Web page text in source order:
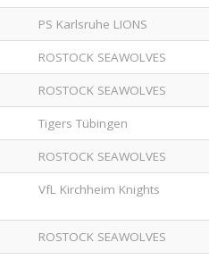
PS Karlsruhe LIONS
ROSTOCK SEAWOLVES
ROSTOCK SEAWOLVES
Tigers Tübingen
ROSTOCK SEAWOLVES
VfL Kirchheim Knights
ROSTOCK SEAWOLVES